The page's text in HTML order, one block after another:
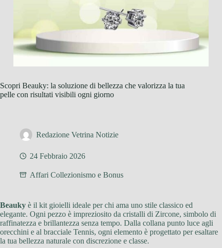
Scopri Beauky: la soluzione di bellezza che valorizza la tua
pelle con risultati visibili ogni giorno
Redazione Vetrina Notizie
24 Febbraio 2026
Affari Collezionismo e Bonus
Beauky è il kit gioielli ideale per chi ama uno stile classico ed
elegante. Ogni pezzo è impreziosito da cristalli di Zircone, simbolo di
raffinatezza e brillantezza senza tempo. Dalla collana punto luce agli
orecchini e al bracciale Tennis, ogni elemento è progettato per esaltare
la tua bellezza naturale con discrezione e classe.